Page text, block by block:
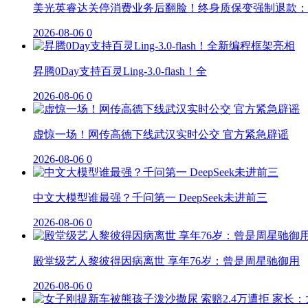
美光英睿达关停消费业务后翻脸！终身质保变强制退款
2026-08-06 0
昇腾0Day支持百灵Ling-3.0-flash！全
2026-08-06 0
虚惊一场！网传高德下线武汉实时公交 官方紧急辟谣
2026-08-06 0
中文大模型谁最强？千问第一 DeepSeek未进前三
2026-08-06 0
殿堂级艺人黎彼得因病离世 享年76岁：曾是周星驰御用
2026-08-06 0